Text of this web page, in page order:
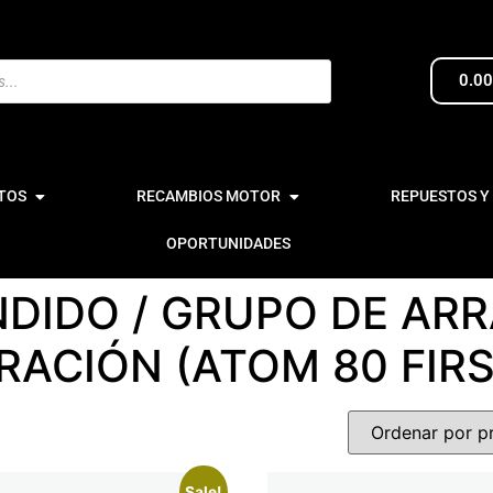
0.00
RECAMBIOS MOTOR REPUESTOS
OPORTUNIDADES
/ GRUPO DE
(ATOM 80